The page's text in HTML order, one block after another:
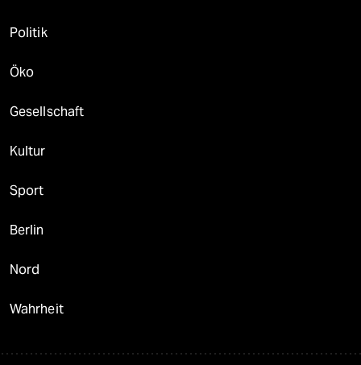
Politik
Öko
Gesellschaft
Kultur
Sport
Berlin
Nord
Wahrheit